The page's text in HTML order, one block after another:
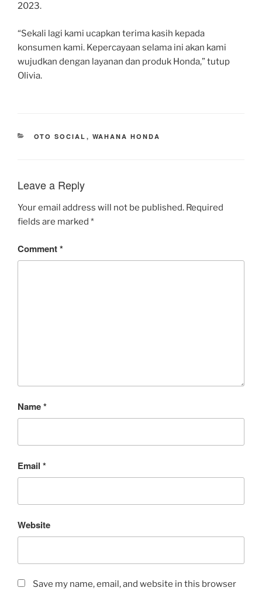
2023.
“Sekali lagi kami ucapkan terima kasih kepada
konsumen kami. Kepercayaan selama ini akan kami
wujudkan dengan layanan dan produk Honda,” tutup
Olivia.
CATEGORIES
OTO SOCIAL , WAHANA HONDA
Leave a Reply
Your email address will not be published. Required
fields are marked *
Comment*
Name*
Email *
Website
Save my name, email, and website in this browser